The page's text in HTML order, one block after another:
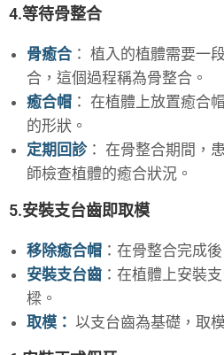
4.等待骨整合
骨癒合 ： 植入的植體需要一
合，這個過程稱為骨整合。
癒合帽 ： 在植體上放置癒合
的形狀。
定期回診： 在骨整合期間，
師檢查植體的癒合狀況。
5.安裝支台齒即取模
移除癒合帽 ：在骨整合完成
安裝支台齒 ：在植體上安裝
樑。
取模： 以支台齒為基礎，取